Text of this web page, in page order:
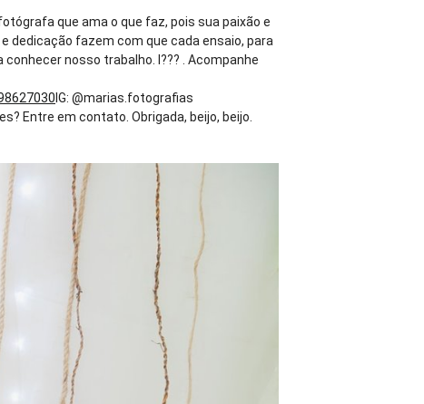
que ama o que faz, pois sua paixão e
dedicação fazem com que cada ensaio, para
conhecer nosso trabalho. I??? . Acompanhe
IG: @marias.fotografias
Entre em contato. Obrigada, beijo, beijo.